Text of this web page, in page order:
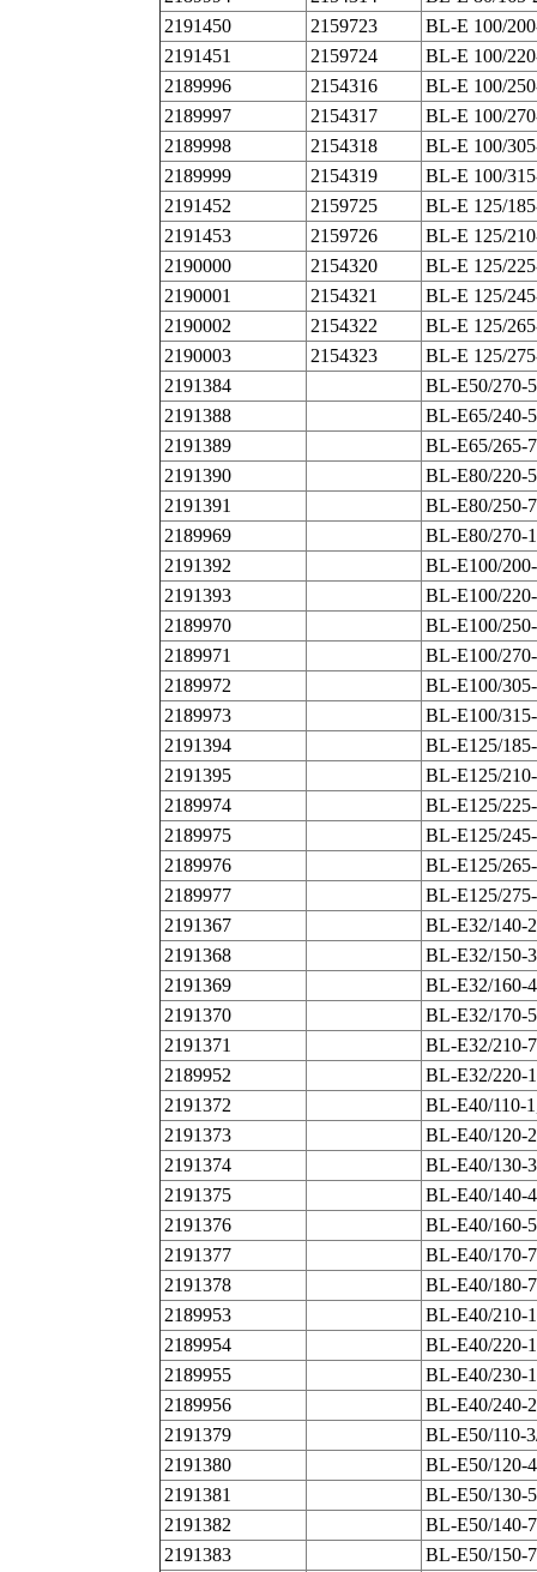
2191450
2159723
BL-E 100/
2191451
2159724
BL-E 100/
2189996
2154316
BL-E 100/
2189997
2154317
BL-E 100/
2189998
2154318
BL-E 100/
2189999
2154319
BL-E 100/
2191452
2159725
BL-E 125/
2191453
2159726
BL-E 125/
2190000
2154320
BL-E 125/
2190001
2154321
BL-E 125/
2190002
2154322
BL-E 125/
2190003
2154323
BL-E 125/
2191384
BL-E50/270-
2191388
BL-E65/240-
2191389
BL-E65/265-
2191390
BL-E80/220-
2191391
BL-E80/250-
2189969
BL-E80/270-
2191392
BL-E100/
2191393
BL-E100/
2189970
BL-E100/
2189971
BL-E100/
2189972
BL-E100/
2189973
BL-E100/
2191394
BL-E125/
2191395
BL-E125/
2189974
BL-E125/
2189975
BL-E125/
2189976
BL-E125/
2189977
BL-E125/
2191367
BL-E32/140-
2191368
BL-E32/150-
2191369
BL-E32/160-
2191370
BL-E32/170-
2191371
BL-E32/210-
2189952
BL-E32/220-
2191372
BL-E40/110-
2191373
BL-E40/120-
2191374
BL-E40/130-
2191375
BL-E40/140-
2191376
BL-E40/160-
2191377
BL-E40/170-
2191378
BL-E40/180-
2189953
BL-E40/210-
2189954
BL-E40/220-
2189955
BL-E40/230-
2189956
BL-E40/240-
2191379
BL-E50/110-
2191380
BL-E50/120-
2191381
BL-E50/130-
2191382
BL-E50/140-
2191383
BL-E50/150-